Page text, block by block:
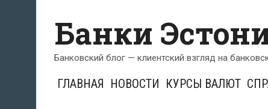
содержимому
Банки
Банковский блог — клиентский взгляд на
ГЛАВНАЯ НОВОСТИ КУРСЫ ВАЛЮТ